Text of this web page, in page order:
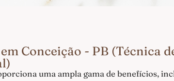
Conceição - PB (Técnica
uma ampla gama de benefícios,